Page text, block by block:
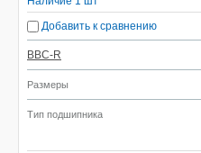
Добавить к сравнению
BBC-R
Размеры
Тип подшипника